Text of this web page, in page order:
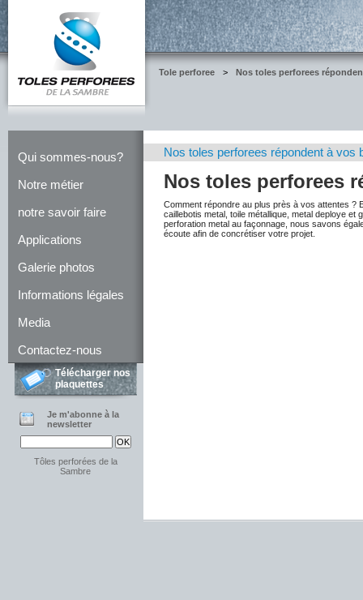
Tole perforee > Nos toles perforees
Qui sommes-nous?
Notre métier
notre savoir faire
Applications
Galerie photos
Informations légales
Media
Contactez-nous
Télécharger nos
plaquettes
Je m'abonne à la
newsletter
Tôles perforées de la
Sambre
Nos toles perforees répondent à vos
Nos toles perforees
Comment répondre au plus près à vos attentes ?
caillebotis metal, toile métallique, metal deploye
perforation metal au façonnage, nous savons
écoute afin de concrétiser votre projet.